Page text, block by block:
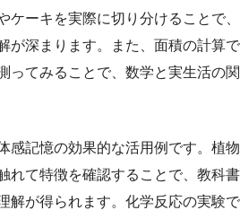
ケーキを実際に切り分けることで、
が深まります。また、面積の計算で
ってみることで、数学と実生活の関
感記憶の効果的な活用例です。植物
れて特徴を確認することで、教科書
解が得られます。化学反応の実験で